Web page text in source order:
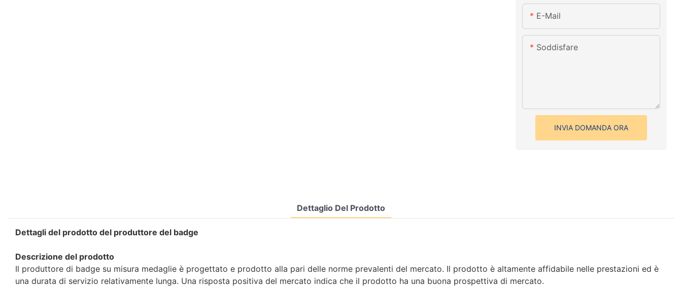
E-Mail
Soddisfare
INVIA DOMANDA ORA
Dettaglio Del Prodotto
Dettagli del prodotto del produttore del badge
Descrizione del prodotto
Il produttore di badge su misura medaglie è progettato e prodotto alla pari delle norme prevalenti del mercato. Il prodotto è altamente affidabile nelle prestazioni ed è
una durata di servizio relativamente lunga. Una risposta positiva del mercato indica che il prodotto ha una buona prospettiva di mercato.